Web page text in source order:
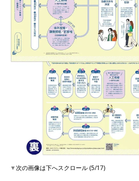
▼次の画像は下へスクロール (5/17)